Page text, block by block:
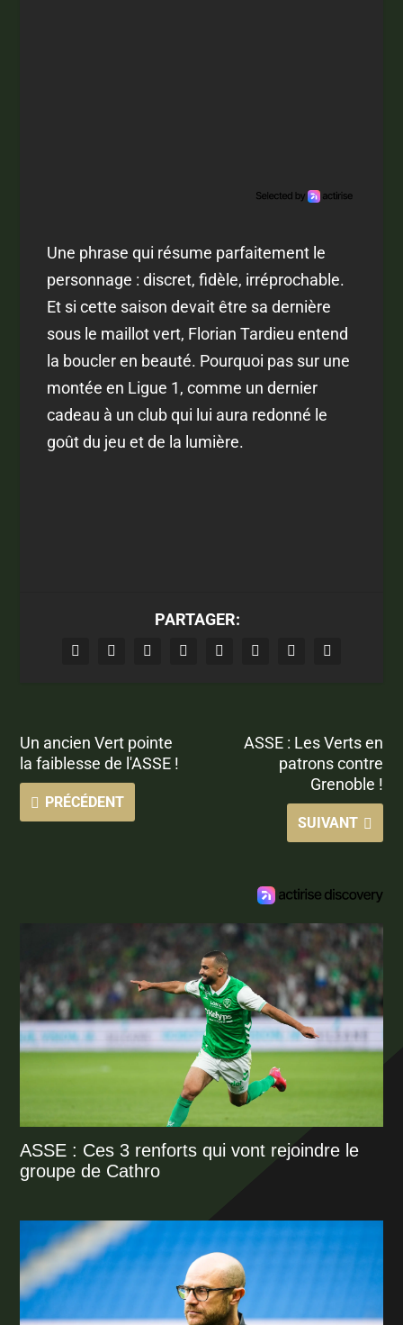
Une phrase qui résume parfaitement le
personnage : discret, fidèle, irréprochable.
Et si cette saison devait être sa dernière
sous le maillot vert, Florian Tardieu entend
la boucler en beauté. Pourquoi pas sur une
montée en Ligue 1, comme un dernier
cadeau à un club qui lui aura redonné le
goût du jeu et de la lumière.
PARTAGER:
Un ancien Vert pointe
la faiblesse de l'ASSE !
PRÉCÉDENT
ASSE : Les Verts en
patrons contre
Grenoble !
SUIVANT
ASSE : Ces 3 renforts qui vont rejoindre le
groupe de Cathro